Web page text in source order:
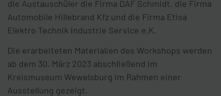
die Austauschüler die Firma DAF Schmidt, die Firma
Automobile Hillebrand Kfz und die Firma Etisa
Elektro Technik Industrie Service e.K.
Die erarbeiteten Materialien des Workshops werden
ab dem 30. März 2023 abschließend im
Kreismuseum Wewelsburg im Rahmen einer
Ausstellung gezeigt.